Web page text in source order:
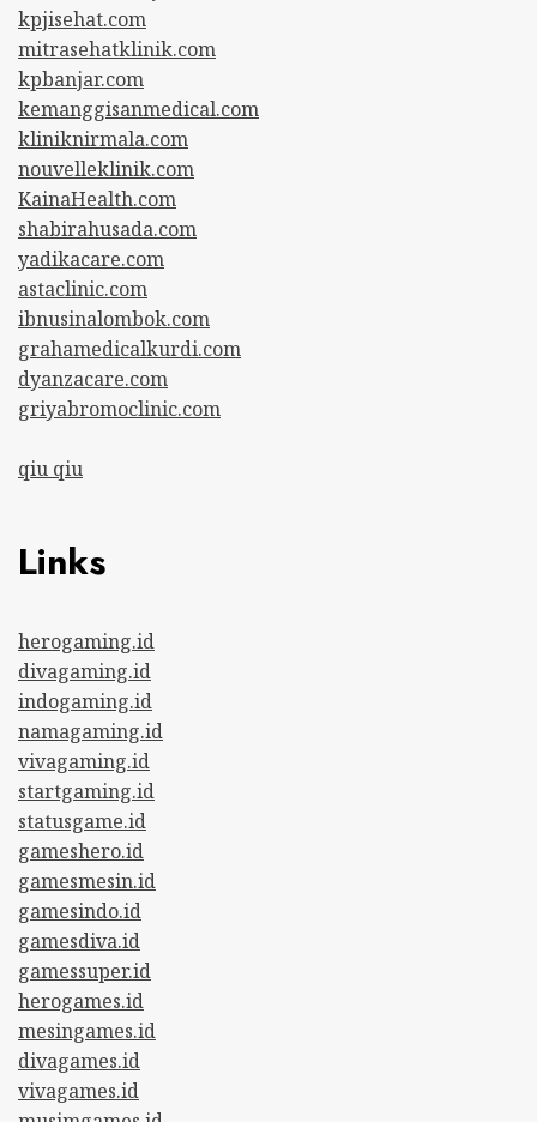
kpjisehat.com
mitrasehatklinik.com
kpbanjar.com
kemanggisanmedical.com
kliniknirmala.com
nouvelleklinik.com
KainaHealth.com
shabirahusada.com
yadikacare.com
astaclinic.com
ibnusinalombok.com
grahamedicalkurdi.com
dyanzacare.com
griyabromoclinic.com
qiu qiu
Links
herogaming.id
divagaming.id
indogaming.id
namagaming.id
vivagaming.id
startgaming.id
statusgame.id
gameshero.id
gamesmesin.id
gamesindo.id
gamesdiva.id
gamessuper.id
herogames.id
mesingames.id
divagames.id
vivagames.id